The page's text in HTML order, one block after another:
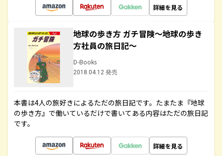
詳細を見る
地球の歩き方 ガチ冒険～地球の歩き
方社員の旅日記～
D-Books
2018.04.12 発売
本書は4人の旅好きによるただの旅日記です。たまたま『地球
の歩き方』で働いているだけで書いてある内容はただの旅日記
です。
詳細を見る